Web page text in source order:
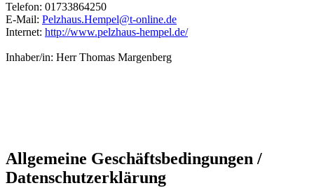
Telefon: 01733864250
E-Mail: Pelzhaus.Hempel@t-online.de
Internet: http://www.pelzhaus-hempel.de/
Inhaber/in: Herr Thomas Margenberg
Allgemeine Geschäftsbedingungen /
Datenschutzerklärung